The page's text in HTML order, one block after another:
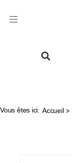
Vous êtes ici: Accueil>